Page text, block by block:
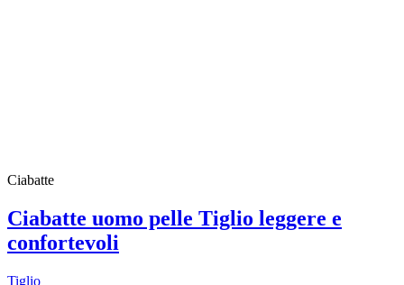
Ciabatte
Ciabatte uomo pelle Tiglio leggere e
confortevoli
Tiglio